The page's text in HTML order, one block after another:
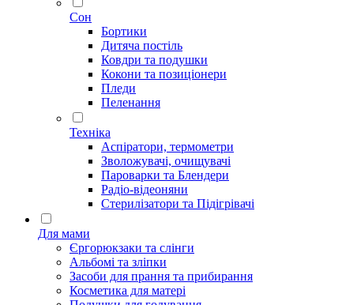
Сон
Бортики
Дитяча постіль
Ковдри та подушки
Кокони та позиціонери
Пледи
Пеленання
Техніка
Аспіратори, термометри
Зволожувачі, очищувачі
Пароварки та Блендери
Радіо-відеоняни
Стерилізатори та Підігрівачі
Для мами
Єргорюкзаки та слінги
Альбомі та зліпки
Засоби для прання та прибирання
Косметика для матері